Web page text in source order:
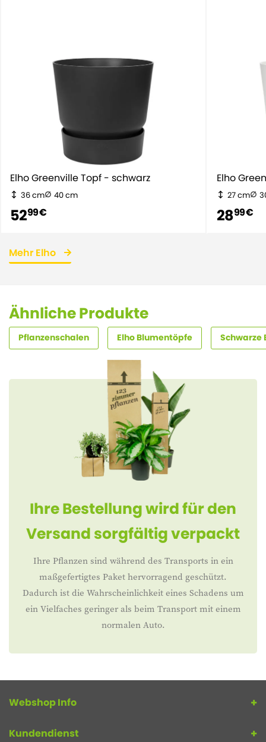
Elho Greenville Topf - schwarz
36 cm 40 cm
5299 €
Elho
27 cm
2899 €
Mehr Elho
Ähnliche Produkte
Pflanzenschalen Elho Blumentöpfe Schwarze
Ihre Bestellung wird für den
Versand sorgfältig verpackt
Ihre Pflanzen sind während des Transports in ein
maßgefertigtes Paket hervorragend geschützt.
Dadurch ist die Wahrscheinlichkeit eines Schadens um
ein Vielfaches geringer als beim Transport mit einem
normalen Auto.
Webshop Info
Kundendienst